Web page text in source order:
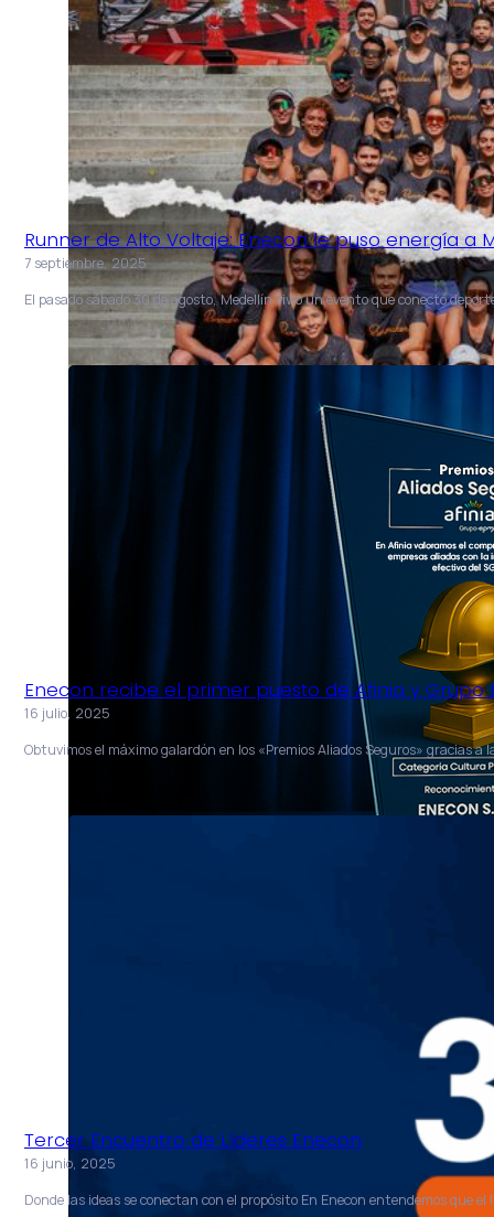
Runner de Alto Voltaje: Enecon le puso energía a
7 septiembre, 2025
El pasado sábado 30 de agosto, Medellín vivió un evento que conectó
Enecon recibe el primer puesto de Afinia y
16 julio, 2025
Obtuvimos el máximo galardón en los «Premios Aliados Seguros» gracias
Tercer Encuentro de Líderes Enecon
16 junio, 2025
Donde las ideas se conectan con el propósito En Enecon entendemos que